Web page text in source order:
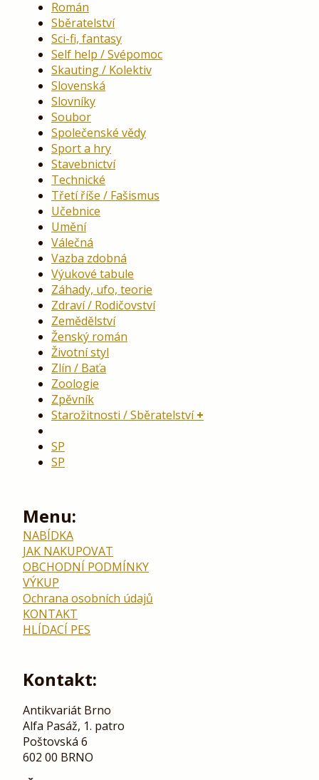
Román
Sběratelství
Sci-fi, fantasy
Self help / Svépomoc
Skauting / Kolektiv
Slovenská
Slovníky
Soubor
Společenské vědy
Sport a hry
Stavebnictví
Technické
Třetí říše / Fašismus
Učebnice
Umění
Válečná
Vazba zdobná
Výukové tabule
Záhady, ufo, teorie
Zdraví / Rodičovství
Zemědělství
Ženský román
Životní styl
Zlín / Baťa
Zoologie
Zpěvník
Starožitnosti / Sběratelství
SP
SP
Menu:
NABÍDKA
JAK NAKUPOVAT
OBCHODNÍ PODMÍNKY
VÝKUP
Ochrana osobních údajů
KONTAKT
HLÍDACÍ PES
Kontakt:
Antikvariát Brno
Alfa Pasáž, 1. patro
Poštovská 6
602 00 BRNO